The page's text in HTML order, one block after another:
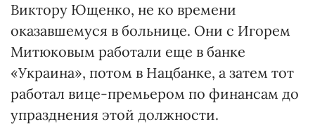
Виктору Ющенко, не ко времени
оказавшемуся в больнице. Они с Игорем
Митюковым работали еще в банке
«Украина», потом в Нацбанке, а затем тот
работал вице-премьером по финансам до
упразднения этой должности.